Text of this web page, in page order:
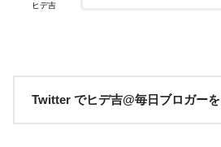
ヒデ吉
Twitter でヒデ吉@毎日ブロガーを